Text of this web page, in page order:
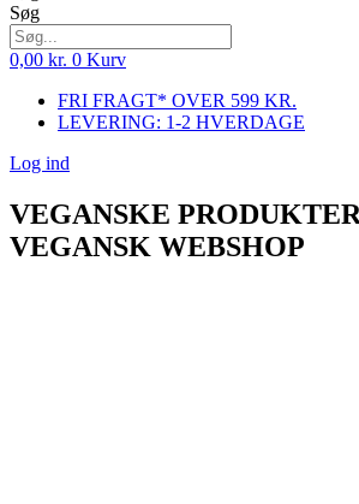
Søg
0,00 kr. 0 Kurv
FRI FRAGT* OVER 599 KR.
LEVERING: 1-2 HVERDAGE
Log ind
VEGANSKE
VEGANSK WEBSHOP